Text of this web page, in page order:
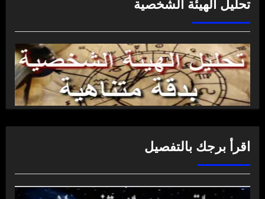
تحليل الهيئة الشخصية
اقرأ برجك بالتفصيل